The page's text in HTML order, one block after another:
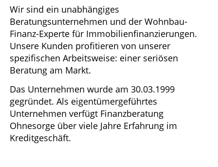
Wir sind ein unabhängiges
Beratungsunternehmen und der Wohnbau-
Finanz-Experte für Immobilienfinanzierungen.
Unsere Kunden profitieren von unserer
spezifischen Arbeitsweise: einer seriösen
Beratung am Markt.
Das Unternehmen wurde am 30.03.1999
gegründet. Als eigentümergeführtes
Unternehmen verfügt Finanzberatung
Ohnesorge über viele Jahre Erfahrung im
Kreditgeschäft.